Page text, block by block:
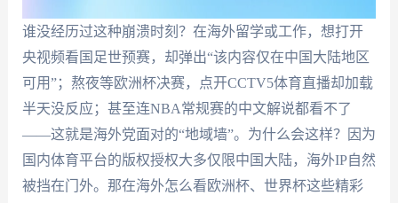
谁没经历过这种崩溃时刻？在海外留学或工作，想打开
央视频看国足世预赛，却弹出“该内容仅在中国大陆地区
可用”；熬夜等欧洲杯决赛，点开CCTV5体育直播却加载
半天没反应；甚至连NBA常规赛的中文解说都看不了
——这就是海外党面对的“地域墙”。为什么会这样？因为
国内体育平台的版权授权大多仅限中国大陆，海外IP自然
被挡在门外。那在海外怎么看欧洲杯、世界杯这些精彩